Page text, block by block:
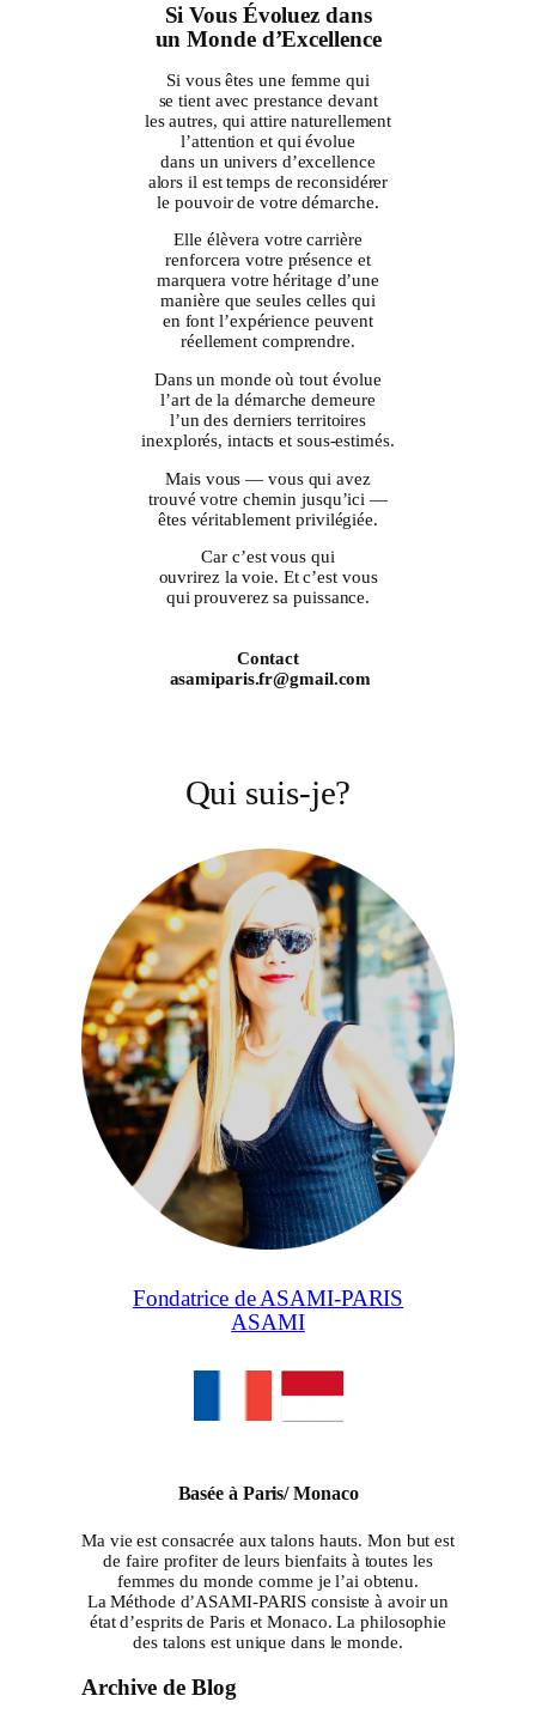
Si Vous Évoluez dans
un Monde d’Excellence
Si vous êtes une femme qui
se tient avec prestance devant
les autres, qui attire naturellement
l’attention et qui évolue
dans un univers d’excellence
alors il est temps de reconsidérer
le pouvoir de votre démarche.
Elle élèvera votre carrière
renforcera votre présence et
marquera votre héritage d’une
manière que seules celles qui
en font l’expérience peuvent
réellement comprendre.
Dans un monde où tout évolue
l’art de la démarche demeure
l’un des derniers territoires
inexplorés, intacts et sous-estimés.
Mais vous — vous qui avez
trouvé votre chemin jusqu’ici —
êtes véritablement privilégiée.
Car c’est vous qui
ouvrirez la voie. Et c’est vous
qui prouverez sa puissance.
Contact
asamiparis.fr@gmail.com
Qui suis-je?
Fondatrice de ASAMI-PARIS
ASAMI
Basée à Paris/ Monaco
Ma vie est consacrée aux talons hauts. Mon but est
de faire profiter de leurs bienfaits à toutes les
femmes du monde comme je l’ai obtenu.
La Méthode d’ASAMI-PARIS consiste à avoir un
état d’esprits de Paris et Monaco. La philosophie
des talons est unique dans le monde.
Archive de Blog